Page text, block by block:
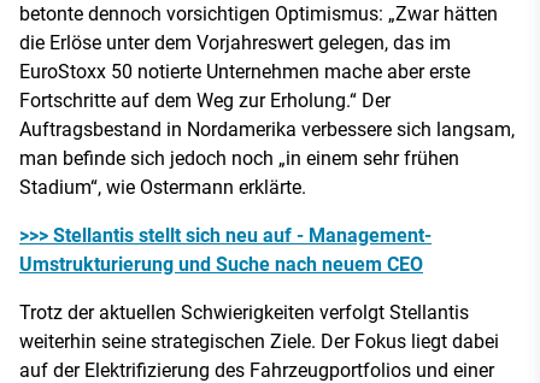
betonte dennoch vorsichtigen Optimismus: „Zwar hätten
die Erlöse unter dem Vorjahreswert gelegen, das im
EuroStoxx 50 notierte Unternehmen mache aber erste
Fortschritte auf dem Weg zur Erholung.“ Der
Auftragsbestand in Nordamerika verbessere sich langsam,
man befinde sich jedoch noch „in einem sehr frühen
Stadium“, wie Ostermann erklärte.
>>> Stellantis stellt sich neu auf - Management-
Umstrukturierung und Suche nach neuem CEO
Trotz der aktuellen Schwierigkeiten verfolgt Stellantis
weiterhin seine strategischen Ziele. Der Fokus liegt dabei
auf der Elektrifizierung des Fahrzeugportfolios und einer